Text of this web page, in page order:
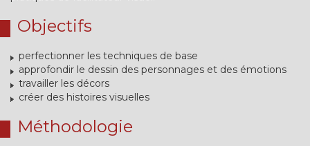
Objectifs
perfectionner les techniques de base
approfondir le dessin des personnages et des émotions
travailler les décors
créer des histoires visuelles
Méthodologie